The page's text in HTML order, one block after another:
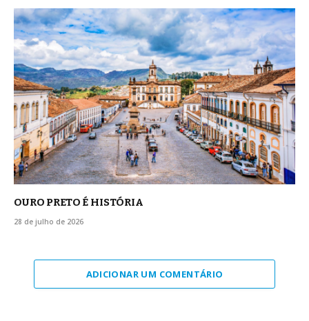
OURO PRETO É HISTÓRIA
28 de julho de 2026
ADICIONAR UM COMENTÁRIO